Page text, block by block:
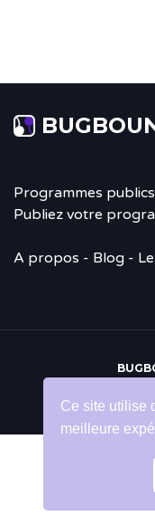
Ce site utilise
meilleure
Programmes
Publiez votre
A propos - Blog -